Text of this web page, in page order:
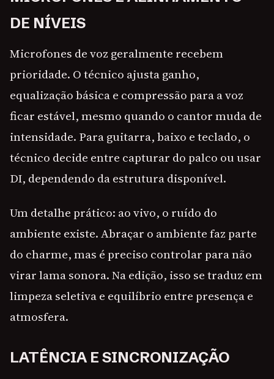
DE NÍVEIS
Microfones de voz geralmente recebem
prioridade. O técnico ajusta ganho,
equalização básica e compressão para a voz
ficar estável, mesmo quando o cantor muda de
intensidade. Para guitarra, baixo e teclado, o
técnico decide entre capturar do palco ou usar
DI, dependendo da estrutura disponível.
Um detalhe prático: ao vivo, o ruído do
ambiente existe. Abraçar o ambiente faz parte
do charme, mas é preciso controlar para não
virar lama sonora. Na edição, isso se traduz em
limpeza seletiva e equilíbrio entre presença e
atmosfera.
LATÊNCIA E SINCRONIZAÇÃO